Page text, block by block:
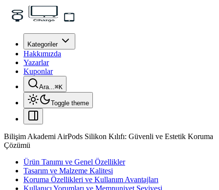
Kategoriler
Hakkımızda
Yazarlar
Kuponlar
Ara...⌘K
Toggle theme
Bilişim Akademi AirPods Silikon Kılıfı: Güvenli ve Estetik Koruma
Çözümü
Ürün Tanımı ve Genel Özellikler
Tasarım ve Malzeme Kalitesi
Koruma Özellikleri ve Kullanım Avantajları
Kullanıcı Yorumları ve Memnuniyet Seviyesi